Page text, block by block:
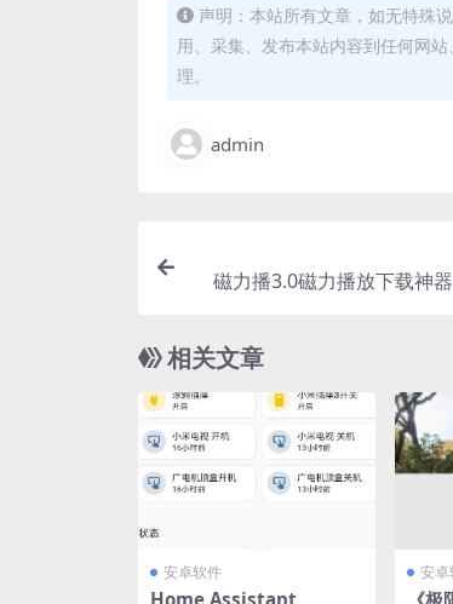
声明：本站所有文章，如无特殊
用、采集、发布本站内容到任何网
理。
admin
磁力播3.0磁力播放下载神
相关文章
安卓软件 安卓